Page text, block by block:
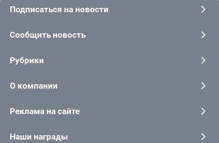
Подписаться на новости
Сообщить новость
Рубрики
О компании
Реклама на сайте
Наши награды